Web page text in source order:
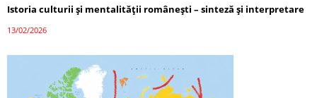
Istoria culturii și mentalității românești – sinteză și interpretare
13/02/2026